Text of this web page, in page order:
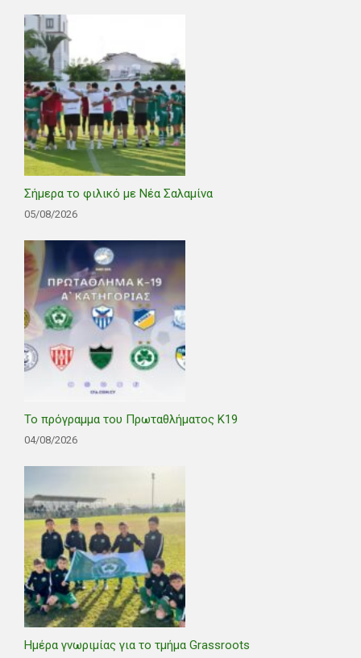
Σήμερα το φιλικό με Νέα Σαλαμίνα
05/08/2026
Το πρόγραμμα του Πρωταθλήματος Κ19
04/08/2026
Ημέρα γνωριμίας για το τμήμα Grassroots